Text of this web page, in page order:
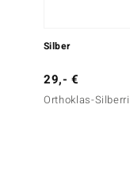
Silber
29,- €
Orthoklas-